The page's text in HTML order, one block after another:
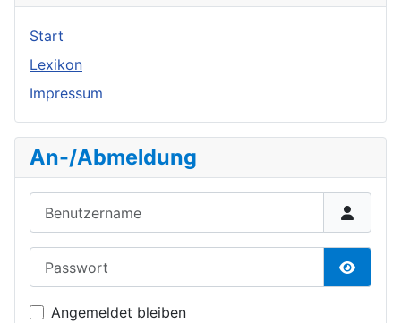
Start
Lexikon
Impressum
An-/Abmeldung
Angemeldet bleiben